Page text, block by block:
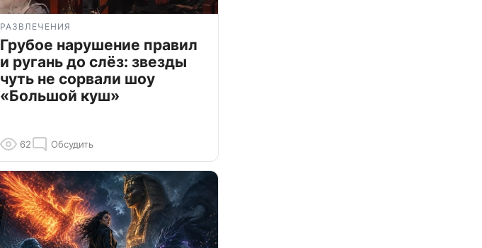
РАЗВЛЕЧЕНИЯ
Грубое нарушение правил
и ругань до слёз: звезды
чуть не сорвали шоу
«Большой куш»
62 Обсудить